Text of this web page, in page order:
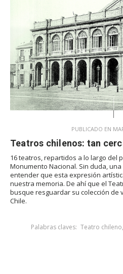
PUBLICADO EN
Teatros chilenos: tan
16 teatros, repartidos a lo largo del
Monumento Nacional. Sin duda,
entender que esta expresión
nuestra memoria. De ahí que el
busque resguardar su colección de
Chile.
Palabras claves: Teatro chileno,